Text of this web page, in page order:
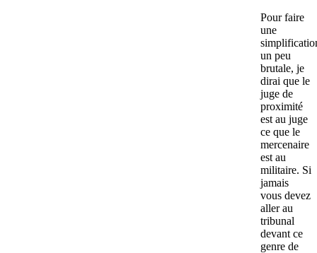
Pour faire
une
un peu
brutale, je
dirai que le
juge de
proximité
est au juge
ce que le
mercenaire
est au
militaire. Si
jamais
vous devez
aller au
tribunal
devant ce
genre de